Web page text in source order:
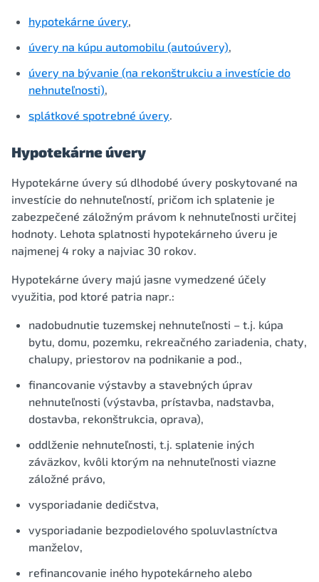
hypotekárne úvery,
úvery na kúpu automobilu (autoúvery),
úvery na bývanie (na rekonštrukciu a investície do
nehnuteľnosti),
splátkové spotrebné úvery.
Hypotekárne úvery
Hypotekárne úvery sú dlhodobé úvery poskytované na
investície do nehnuteľností, pričom ich splatenie je
zabezpečené záložným právom k nehnuteľnosti určitej
hodnoty. Lehota splatnosti hypotekárneho úveru je
najmenej 4 roky a najviac 30 rokov.
Hypotekárne úvery majú jasne vymedzené účely
využitia, pod ktoré patria napr.:
nadobudnutie tuzemskej nehnuteľnosti – t.j. kúpa
bytu, domu, pozemku, rekreačného zariadenia, chaty,
chalupy, priestorov na podnikanie a pod.,
financovanie výstavby a stavebných úprav
nehnuteľnosti (výstavba, prístavba, nadstavba,
dostavba, rekonštrukcia, oprava),
oddlženie nehnuteľnosti, t.j. splatenie iných
záväzkov, kvôli ktorým na nehnuteľnosti viazne
záložné právo,
vysporiadanie dedičstva,
vysporiadanie bezpodielového spoluvlastníctva
manželov,
refinancovanie iného hypotekárneho alebo